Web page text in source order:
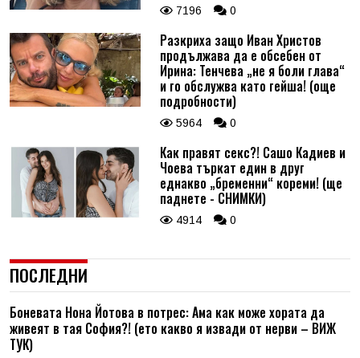
7196 0
Разкриха защо Иван Христов
продължава да е обсебен от
Ирина: Тенчева „не я боли глава“
и го обслужва като гейша! (още
подробности)
5964 0
Как правят секс?! Сашо Кадиев и
Чоева търкат един в друг
еднакво „бременни“ кореми! (ще
паднете - СНИМКИ)
4914 0
ПОСЛЕДНИ
Боневата Нона Йотова в потрес: Ама как може хората да
живеят в тая София?! (ето какво я извади от нерви – ВИЖ
ТУК)